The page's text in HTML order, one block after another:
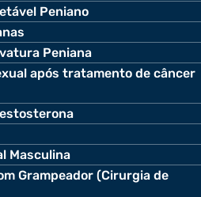
Peniano
Peniana
após tratamento de câncer
Masculina
Grampeador (Cirurgia de